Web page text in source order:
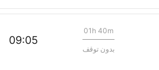
01h 40m
بدون توقف
09:05